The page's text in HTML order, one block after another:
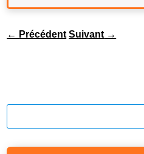
← Précédent Suivant →